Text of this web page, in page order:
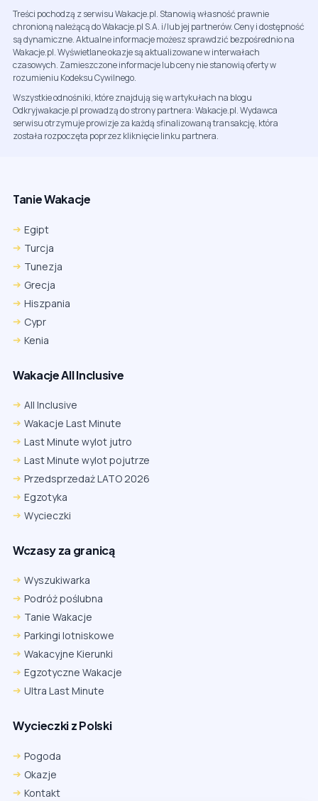
Treści pochodzą z serwisu Wakacje.pl. Stanowią własność prawnie
chronioną należącą do Wakacje.pl S.A. i/lub jej partnerów. Ceny i dostępność
są dynamiczne. Aktualne informacje możesz sprawdzić bezpośrednio na
Wakacje.pl. Wyświetlane okazje są aktualizowane w interwałach
czasowych. Zamieszczone informacje lub ceny nie stanowią oferty w
rozumieniu Kodeksu Cywilnego.
Wszystkie odnośniki, które znajdują się w artykułach na blogu
Odkryjwakacje.pl prowadzą do strony partnera: Wakacje.pl. Wydawca
serwisu otrzymuje prowizje za każdą sfinalizowaną transakcję, która
została rozpoczęta poprzez kliknięcie linku partnera.
Tanie Wakacje
Egipt
Turcja
Tunezja
Grecja
Hiszpania
Cypr
Kenia
Wakacje All Inclusive
All Inclusive
Wakacje Last Minute
Last Minute wylot jutro
Last Minute wylot pojutrze
Przedsprzedaż LATO 2026
Egzotyka
Wycieczki
Wczasy za granicą
Wyszukiwarka
Podróż poślubna
Tanie Wakacje
Parkingi lotniskowe
Wakacyjne Kierunki
Egzotyczne Wakacje
Ultra Last Minute
Wycieczki z Polski
Pogoda
Okazje
Kontakt
Firefox
Ustawienia → Prywatność i bezpieczeństwo → Pliki cookie innych
firm → ustaw „Zezwalaj”.